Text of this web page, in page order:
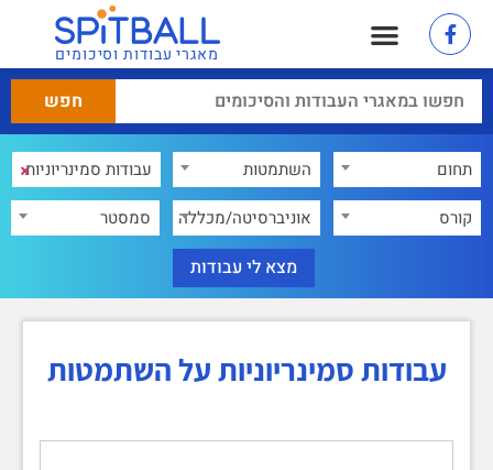
מאגרי עבודות וסיכומים
תחום השתמטות ×
קורס אוניברסיטה/מכללה סמסטר
עבודות סמינריוניות על השתמטות